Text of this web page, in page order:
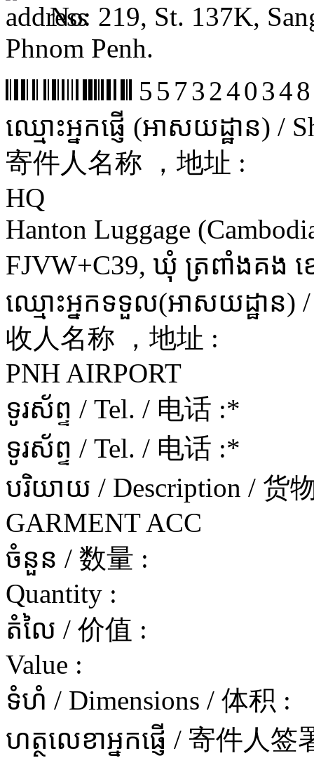
No: 219, St. 137K,
Phnom Penh.
5573240348
ឈ្មោះអ្នកផ្ញើ (អាសយដ្ឋាន) /
寄件人名称 ，地址 :
HQ
Hanton Luggage
FJVW+C39, ឃុំ ត្រពាំងគង ខ
ឈ្មោះអ្នកទទួល(អាសយដ្ឋាន) /
收人名称 ，地址 :
PNH AIRPORT
ទូរស័ព្ទ / Tel. / 电话 :*
ទូរស័ព្ទ / Tel. / 电话 :*
បរិយាយ / Description / 货
GARMENT ACC
ចំនួន / 数量 :
Quantity :
តំលៃ / 价值 :
Value :
ទំហំ / Dimensions / 体积 :
ហត្ថលេខាអ្នកផ្ញើ / 寄件人